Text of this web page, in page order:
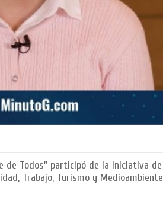
de Todos” participó de la iniciativa
Trabajo, Turismo y